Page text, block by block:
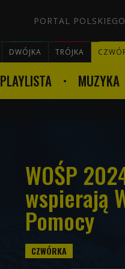
PORTAL
DWÓJKA TRÓJKA
PLAYLISTA MUZYKA
WOŚP
wspierają
Pomocy